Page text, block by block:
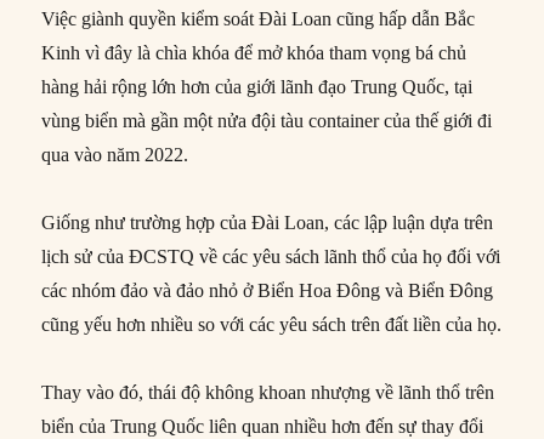
Việc giành quyền kiểm soát Đài Loan cũng hấp dẫn Bắc
Kinh vì đây là chìa khóa để mở khóa tham vọng bá chủ
hàng hải rộng lớn hơn của giới lãnh đạo Trung Quốc, tại
vùng biển mà gần một nửa đội tàu container của thế giới đi
qua vào năm 2022.
Giống như trường hợp của Đài Loan, các lập luận dựa trên
lịch sử của ĐCSTQ về các yêu sách lãnh thổ của họ đối với
các nhóm đảo và đảo nhỏ ở Biển Hoa Đông và Biển Đông
cũng yếu hơn nhiều so với các yêu sách trên đất liền của họ.
Thay vào đó, thái độ không khoan nhượng về lãnh thổ trên
biển của Trung Quốc liên quan nhiều hơn đến sự thay đổi